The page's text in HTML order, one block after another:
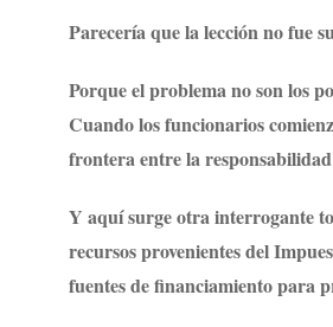
Parecería que la lección no fue
Porque el problema no son los
Cuando los funcionarios
frontera entre la
Y aquí surge otra interrogante
recursos provenientes del
fuentes de financiamiento para